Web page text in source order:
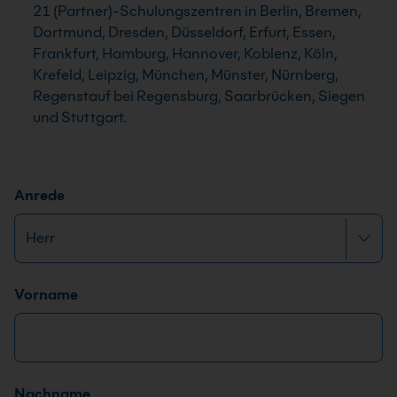
21 (Partner)-Schulungszentren in Berlin, Bremen,
Dortmund, Dresden, Düsseldorf, Erfurt, Essen,
Frankfurt, Hamburg, Hannover, Koblenz, Köln,
Krefeld, Leipzig, München, Münster, Nürnberg,
Regenstauf bei Regensburg, Saarbrücken, Siegen
und Stuttgart.
Anrede
*
*
S
Name*
Vorname
Nachname